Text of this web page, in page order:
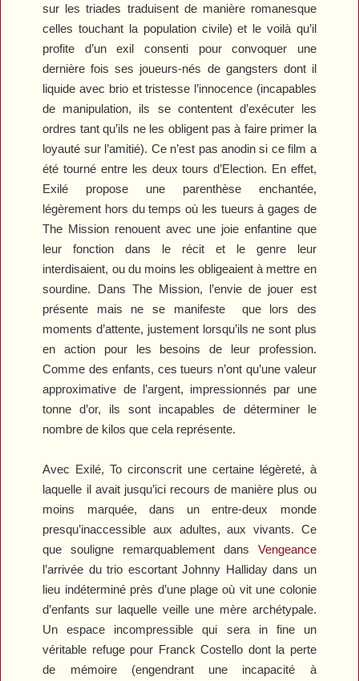
sur les triades traduisent de manière romanesque
celles touchant la population civile) et le voilà qu’il
profite d’un exil consenti pour convoquer une
dernière fois ses joueurs-nés de gangsters dont il
liquide avec brio et tristesse l’innocence (incapables
de manipulation, ils se contentent d’exécuter les
ordres tant qu’ils ne les obligent pas à faire primer la
loyauté sur l’amitié). Ce n’est pas anodin si ce film a
été tourné entre les deux tours d’Election. En effet,
Exilé propose une parenthèse enchantée,
légèrement hors du temps où les tueurs à gages de
The Mission renouent avec une joie enfantine que
leur fonction dans le récit et le genre leur
interdisaient, ou du moins les obligeaient à mettre en
sourdine. Dans The Mission, l’envie de jouer est
présente mais ne se manifeste
que lors des
moments d’attente, justement lorsqu’ils ne sont plus
en action pour les besoins de leur profession.
Comme des enfants, ces tueurs n’ont qu’une valeur
approximative de l’argent, impressionnés par une
tonne d’or, ils sont incapables de déterminer le
nombre de kilos que cela représente.
Avec Exilé, To circonscrit une certaine légèreté, à
laquelle il avait jusqu’ici recours de manière plus ou
moins marquée, dans un entre-deux monde
presqu’inaccessible aux adultes, aux vivants. Ce
que souligne remarquablement dans Vengeance
l’arrivée du trio escortant Johnny Halliday dans un
lieu indéterminé près d’une plage où vit une colonie
d’enfants sur laquelle veille une mère archétypale.
Un espace incompressible qui sera in fine un
véritable refuge pour Franck Costello dont la perte
de mémoire (engendrant une incapacité à